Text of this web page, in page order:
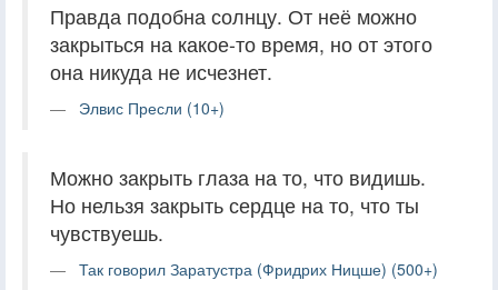
Правда подобна солнцу. От неё можно
закрыться на какое-то время, но от этого
она никуда не исчезнет.
Элвис Пресли (10+)
Можно закрыть глаза на то, что видишь.
Но нельзя закрыть сердце на то, что ты
чувствуешь.
Так говорил Заратустра (Фридрих Ницше) (500+)